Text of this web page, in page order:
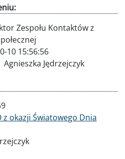
Zespołu Kontaktów z
10 15:56:56
Agnieszka Jędrzejczyk
z okazji Światowego Dnia